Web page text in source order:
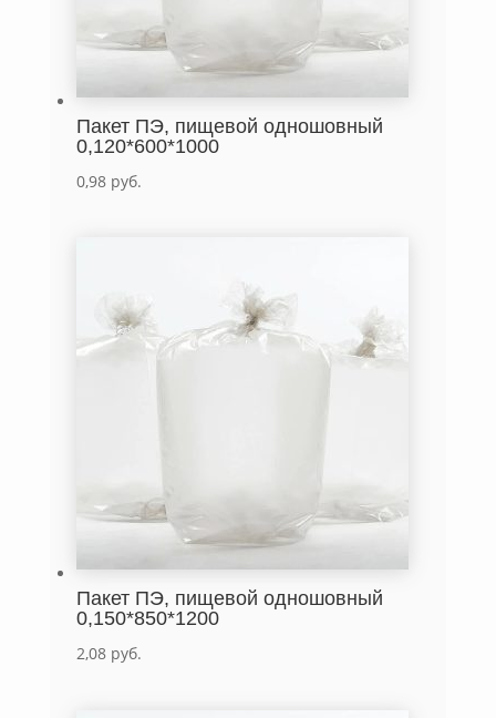
Пакет ПЭ, пищевой одношовный
0,120*600*1000
0,98 руб.
Пакет ПЭ, пищевой одношовный
0,150*850*1200
2,08 руб.